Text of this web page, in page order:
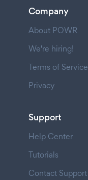
Company
About POWR
We're hiring!
Terms of Service
Privacy
Support
Help Center
Tutorials
Contact Support